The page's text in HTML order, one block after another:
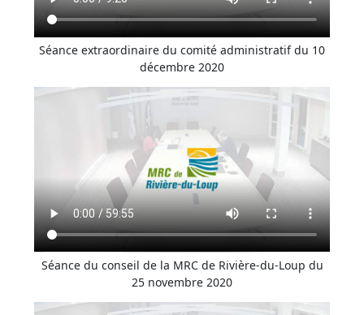
Séance extraordinaire du comité administratif du 10
décembre 2020
Séance du conseil de la MRC de Rivière-du-Loup du
25 novembre 2020